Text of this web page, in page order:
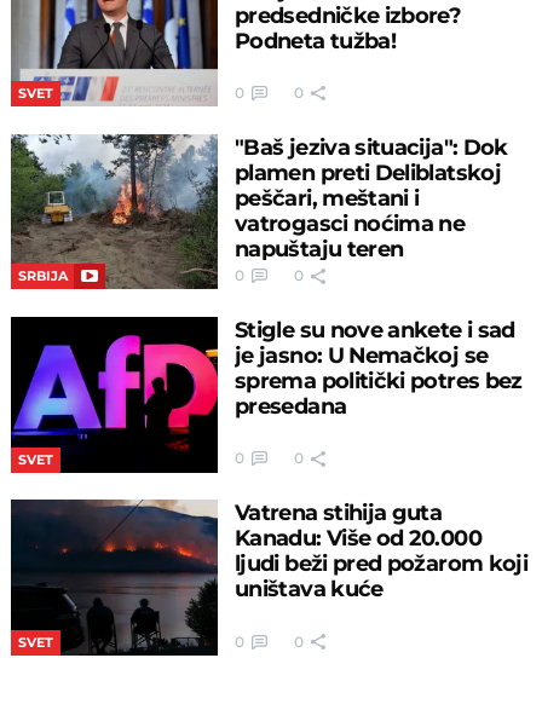
SVET
predsedničke izbore?
Podneta tužba!
0 0
SRBIJA
"Baš jeziva situacija": Dok
plamen preti Deliblatskoj
peščari, meštani i
vatrogasci noćima ne
napuštaju teren
0 0
SVET
Stigle su nove ankete i sad
je jasno: U Nemačkoj se
sprema politički potres bez
presedana
0 0
SVET
Vatrena stihija guta
Kanadu: Više od 20.000
ljudi beži pred požarom koji
uništava kuće
0 0